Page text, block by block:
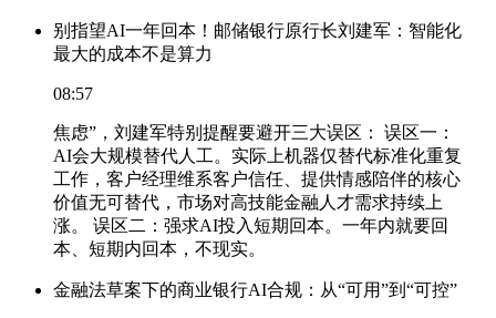
别指望AI一年回本！邮储银行原行长刘建军：智能化
最大的成本不是算力
08:57
焦虑”，刘建军特别提醒要避开三大误区： 误区一：
AI会大规模替代人工。实际上机器仅替代标准化重复
工作，客户经理维系客户信任、提供情感陪伴的核心
价值无可替代，市场对高技能金融人才需求持续上
涨。 误区二：强求AI投入短期回本。一年内就要回
本、短期内回本，不现实。
金融法草案下的商业银行AI合规：从“可用”到“可控”